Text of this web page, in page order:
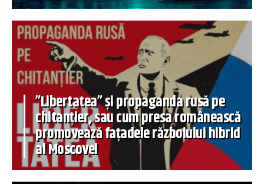
”Libertatea” și propaganda rusă pe
chitanțier, sau cum presa românească
promovează fațadele războiului hibrid
al Moscovei